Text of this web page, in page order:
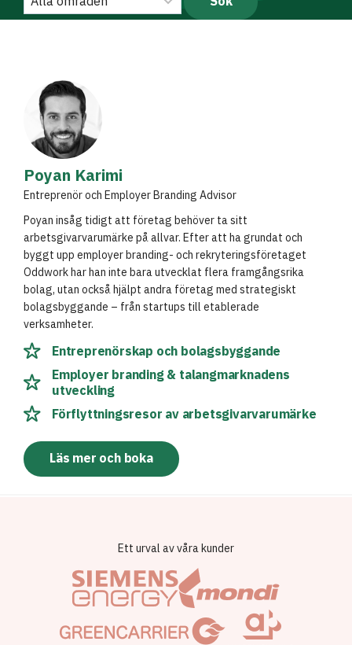
Poyan Karimi
Entreprenör och Employer Branding Advisor
Poyan insåg tidigt att företag behöver ta sitt
arbetsgivarvarumärke på allvar. Efter att ha grundat och
byggt upp employer branding- och rekryteringsföretaget
Oddwork har han inte bara utvecklat flera framgångsrika
bolag, utan också hjälpt andra företag med strategiskt
bolagsbyggande – från startups till etablerade
verksamheter.
Entreprenörskap och bolagsbyggande
Employer branding & talangmarknadens
utveckling
Förflyttningsresor av arbetsgivarvarumärke
Läs mer och boka
Ett urval av våra kunder